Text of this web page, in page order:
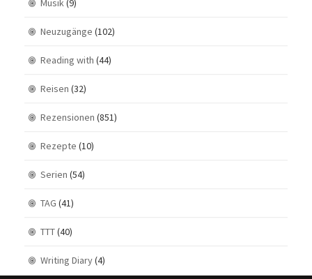
Musik(9)
Neuzugänge (102)
Reading with (44)
Reisen (32)
Rezensionen (851)
Rezepte (10)
Serien (54)
TAG (41)
TTT(40)
Writing Diary(4)